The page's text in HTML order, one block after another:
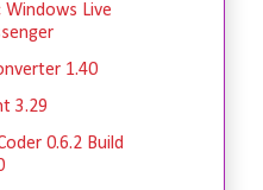
Windows Live
1.40
3.29
0.6.2 Build